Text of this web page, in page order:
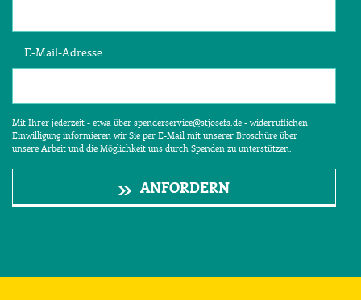
E-Mail-Adresse
Mit Ihrer jederzeit - etwa über spenderservice@stjosefs.de - widerruflichen
Einwilligung informieren wir Sie per E-Mail mit unserer Broschüre über
unsere Arbeit und die Möglichkeit uns durch Spenden zu unterstützen.
ANFORDERN